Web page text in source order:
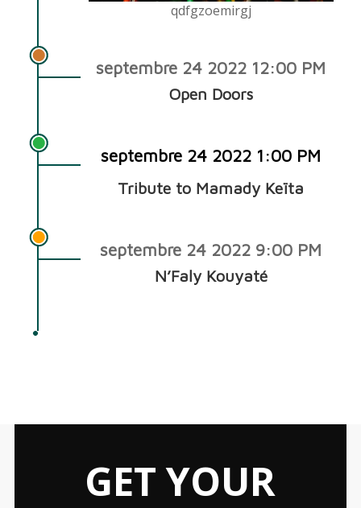
qdfgzoemirgj
septembre 24 2022 12:00 PM
Open Doors
septembre 24 2022 1:00 PM
Tribute to Mamady Keïta
septembre 24 2022 9:00 PM
N’Faly Kouyaté
GET YOUR